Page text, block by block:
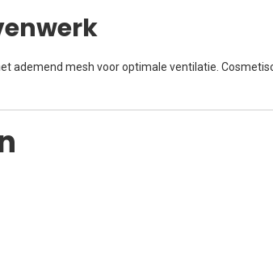
ademend mesh voor optimale ventilatie.